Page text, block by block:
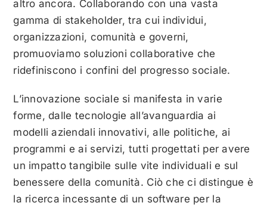
altro ancora. Collaborando con una vasta
gamma di stakeholder, tra cui individui,
organizzazioni, comunità e governi,
promuoviamo soluzioni collaborative che
ridefiniscono i confini del progresso sociale.
L’innovazione sociale si manifesta in varie
forme, dalle tecnologie all’avanguardia ai
modelli aziendali innovativi, alle politiche, ai
programmi e ai servizi, tutti progettati per avere
un impatto tangibile sulle vite individuali e sul
benessere della comunità. Ciò che ci distingue è
la ricerca incessante di un software per la